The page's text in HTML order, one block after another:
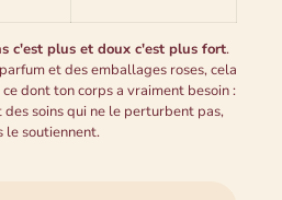
c'est plus et doux c'est plus fort.
et des emballages roses, cela
dont ton corps a vraiment besoin :
soins qui ne le perturbent pas,
le soutiennent.